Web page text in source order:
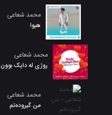
محمد شعاعی
هیوا
محمد شعاعی
روژی لە دایک بوون
محمد شعاعی
من گیرودەتم